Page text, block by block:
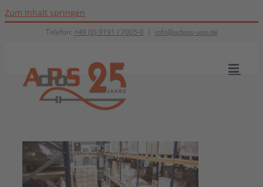
Zum Inhalt springen
Telefon: +49 (0) 9191 / 7005-0 | info@adpos-ups.de